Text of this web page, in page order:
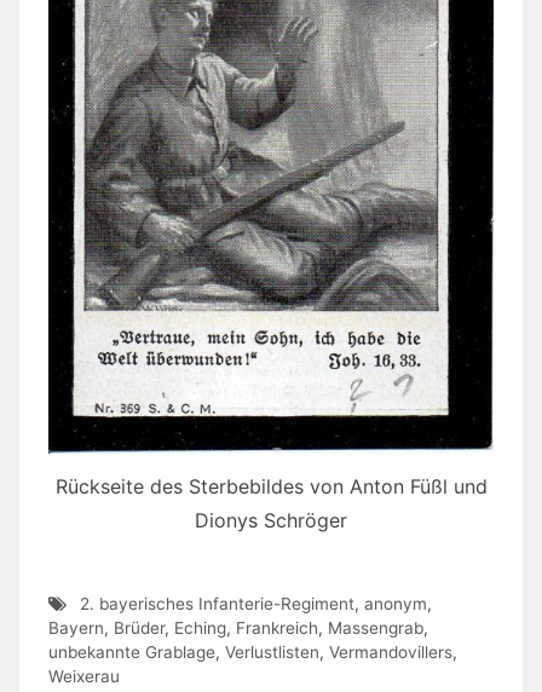
Rückseite des Sterbebildes von Anton Füßl und
Dionys Schröger
2. bayerisches Infanterie-Regiment, anonym,
Bayern, Brüder, Eching, Frankreich, Massengrab,
unbekannte Grablage, Verlustlisten, Vermandovillers,
Weixerau